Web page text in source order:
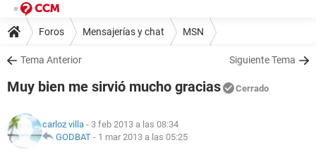
Foros Mensajerías y chat MSN
Tema Anterior Siguiente Tema
Muy bien me sirvió mucho gracias Cerrado
carloz villa - 3 feb 2013 a las 08:34
GODBAT - 1 mar 2013 a las 05:25